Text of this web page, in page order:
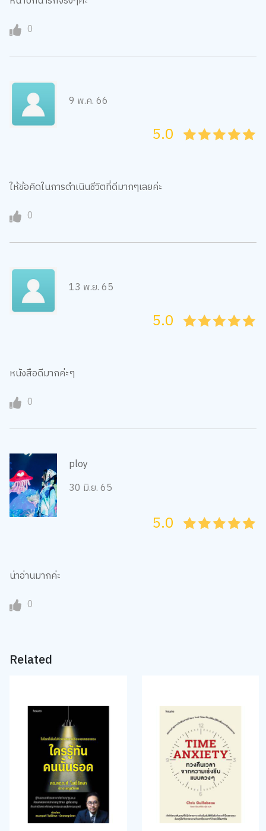
0
9 พ.ค. 66
45
4
35
3
25
2
15
1
05
5.0
ให้ข้อคิดในการดำเนินชีวิตที่ดีมากๆเลยค่ะ
0
13 พ.ย. 65
45
4
35
3
25
2
15
1
05
5.0
หนังสือดีมากค่ะๆ
0
ploy
30 มิ.ย. 65
45
4
35
3
25
2
15
1
05
5.0
น่าอ่านมากค่ะ
0
Related